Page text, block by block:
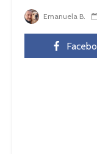
Emanuela B.